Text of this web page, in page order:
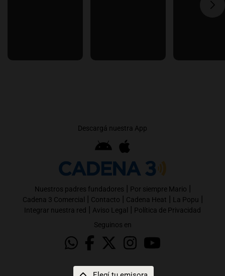
Descargá nuestra App
Nuestros padres fundadores | Por siempre Mario |
Cadena 3 Comercial | Contacto | Cadena Heat | La Popu |
Integrar nuestra red | Aviso Legal | Política de Privacidad
Seguinos en